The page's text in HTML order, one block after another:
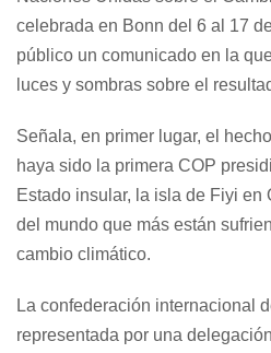
celebrada en Bonn del 6 al 17
público un comunicado en la
luces y sombras sobre el
Señala, en primer lugar, el
haya sido la primera COP
Estado insular, la isla de Fiyi en
del mundo que más están
cambio climático.
La confederación internacional
representada por una